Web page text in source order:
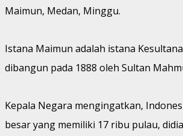
Maimun, Medan, Minggu.
Istana Maimun adalah istana
dibangun pada 1888 oleh Sultan
Kepala Negara mengingatkan,
besar yang memiliki 17 ribu pulau,